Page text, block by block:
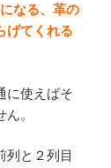
なる、革の
げてくれる
に使えばそ
。
列と２列目